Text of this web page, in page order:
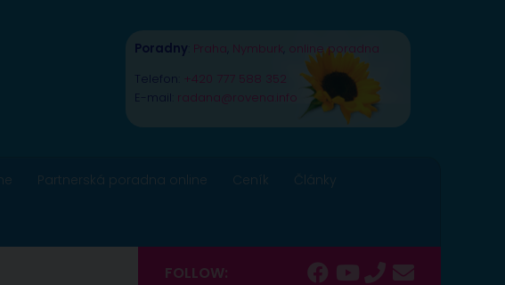
Poradny Praha Nymburk online poradna
Telefon: +420 777 588 352
E-mail: radana@rovena.info
Partnerská poradna online Ceník Články
FOLLOW: